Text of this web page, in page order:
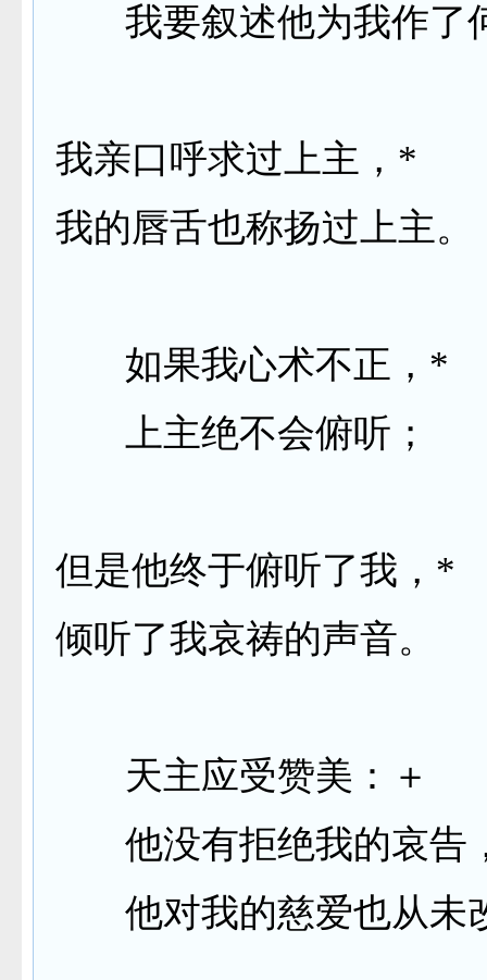
我要叙述他为我作了
我亲口呼求过上主， *
我的唇舌也称扬过上主。
如果我心术不正， *
上主绝不会俯听；
但是他终于俯听了我， *
倾听了我哀祷的声音。
天主应受赞美：＋
他没有拒绝我的哀告
他对我的慈爱也从未